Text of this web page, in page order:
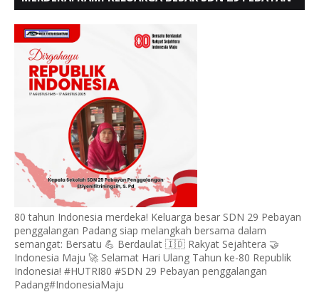
KE - 80
80 tahun Indonesia merdeka! Keluarga besar SDN 29 Pebayan
penggalangan Padang siap melangkah bersama dalam
semangat: Bersatu 💪 Berdaulat 🇮🇩 Rakyat Sejahtera 🤝
Indonesia Maju 🚀 Selamat Hari Ulang Tahun ke-80 Republik
Indonesia! #HUTRI80 #SDN 29 Pebayan penggalangan
Padang#IndonesiaMaju